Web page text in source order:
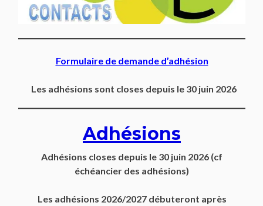
Formulaire de demande d’adhésion
Les adhésions sont closes depuis le 30 juin 2026
Adhésions
Adhésions closes depuis le 30 juin 2026 (cf
échéancier des adhésions)
Les adhésions 2026/2027 débuteront après